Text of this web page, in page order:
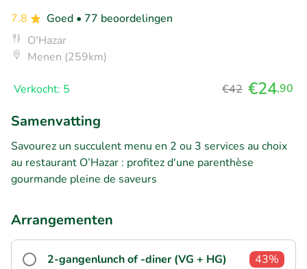
7.8 Goed • 77 beoordelingen
O'Hazar
Menen (259km)
Verkocht: 5 €42 €24,90
Samenvatting
Savourez un succulent menu en 2 ou 3 services au choix
au restaurant O’Hazar : profitez d'une parenthèse
gourmande pleine de saveurs
Arrangementen
2-gangenlunch of -diner (VG + HG)
43%